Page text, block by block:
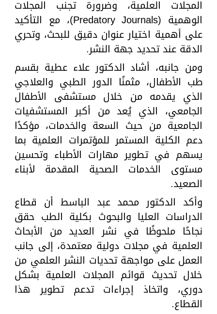
المجلات العلمية، وضرورة تجنب المجلات
الوهمية (Predatory Journals)، مع التأكيد
على أهمية اختيار عنوان دقيق للبحث، وتحري
الدقة عند تحديد جهة النشر.
ومن جانبه، أشاد الدكتور علاء عطية بقسم
طب الأطفال، مثمنًا الدور الطبي والعلاجي
الذي يقدمه من خلال مستشفى الأطفال
الجامعي، الذي يُعد من أكبر المستشفيات
الجامعية من حيث السعة والخدمات، مؤكدًا
دعم الكلية المستمر للمؤتمرات العلمية بما
يسهم في تطوير مهارات الأطباء وتحسين
مستوى الخدمات الصحية المقدمة لأبناء
الصعيد.
وأكد الدكتور محمد عبد الباسط أن قطاع
الدراسات العليا والبحوث بكلية الطب حقق
نجاحًا ملحوظًا في نشر العديد من الأبحاث
العلمية في مجلات دولية معتمدة، إلى جانب
العمل على مواجهة تحديات النشر العلمي من
خلال تحديث قوائم المجلات العلمية بشكل
دوري، واتخاذ إجراءات تدعم تطوير هذا
القطاع.